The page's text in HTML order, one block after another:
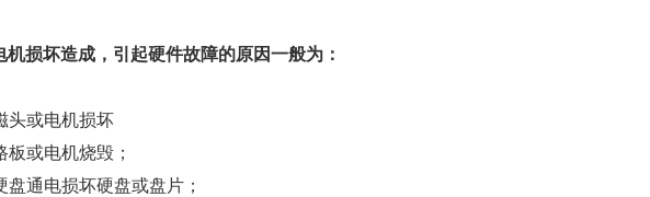
损坏造成，引起硬件故障的原因一般为：
或电机损坏
或电机烧毁；
通电损坏硬盘或盘片；